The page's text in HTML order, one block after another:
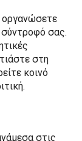
οργανώσετε
σας.
στη
κοινό
στις